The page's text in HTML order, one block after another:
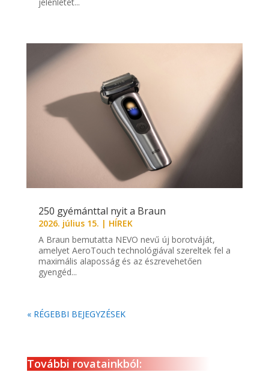
250 gyémánttal nyit a Braun
2026. július 15. | HÍREK
A Braun bemutatta NEVO nevű új borotváját,
amelyet AeroTouch technológiával szereltek fel a
maximális alaposság és az észrevehetően
gyengéd...
« RÉGEBBI BEJEGYZÉSEK
További rovatainkból: